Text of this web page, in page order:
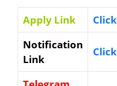
Apply Link
Click
Notification
Link
Click